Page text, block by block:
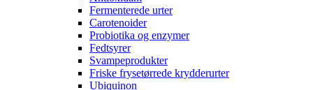
Fermenterede urter
Carotenoider
Probiotika og enzymer
Fedtsyrer
Svampeprodukter
Friske frysetørrede krydderurter
Ubiquinon